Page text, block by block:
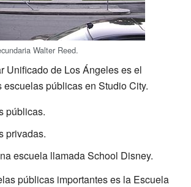
Walter Reed.
Unificado de Los Ángeles es el
escuelas públicas en Studio City.
públicas.
privadas.
escuela llamada School Disney.
públicas importantes es la Escuela